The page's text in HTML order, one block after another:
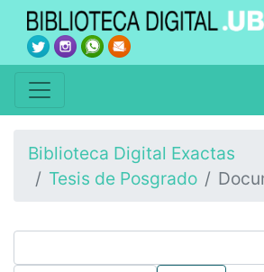
Biblioteca Digital Exactas
Tesis de Posgrado